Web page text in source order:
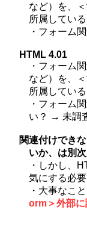
など）を、
所属してい
・フォーム
HTML 4.01
・フォーム
など）を、
所属してい
・フォーム
い？ → 未調
関連付けでき
いか、は別
・しかし、
気にする必
・大事なこ
orm＞外部